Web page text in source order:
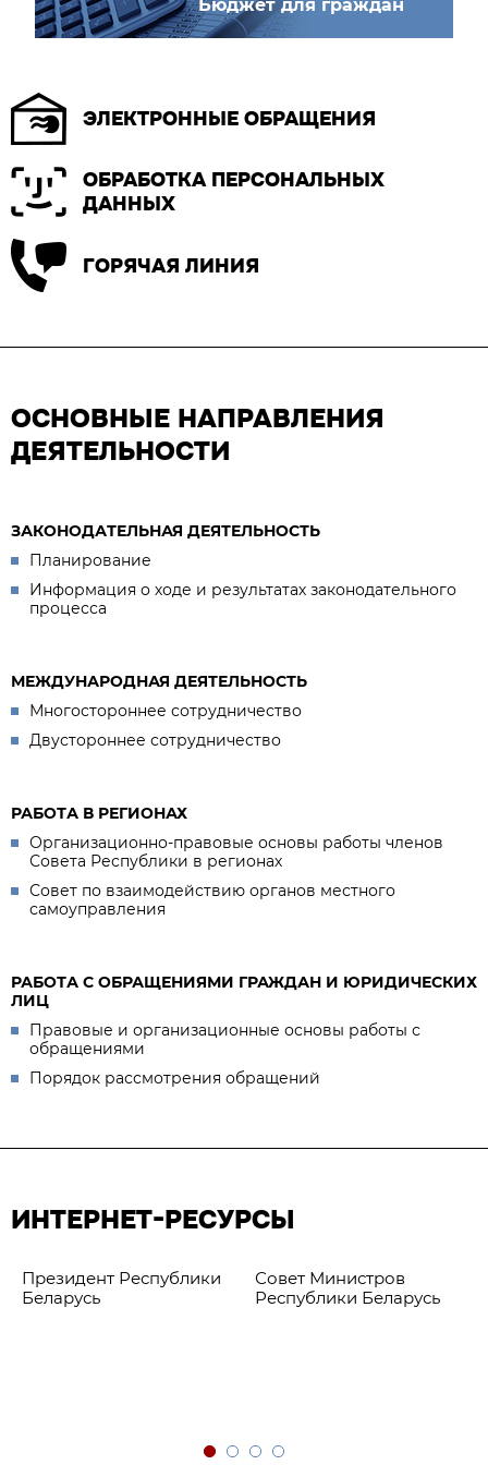
Бюджет для граждан
ЭЛЕКТРОННЫЕ ОБРАЩЕНИЯ
ОБРАБОТКА ПЕРСОНАЛЬНЫХ
ДАННЫХ
ГОРЯЧАЯ ЛИНИЯ
ОСНОВНЫЕ НАПРАВЛЕНИЯ
ДЕЯТЕЛЬНОСТИ
ЗАКОНОДАТЕЛЬНАЯ ДЕЯТЕЛЬНОСТЬ
Планирование
Информация о ходе и результатах законодательного
процесса
МЕЖДУНАРОДНАЯ ДЕЯТЕЛЬНОСТЬ
Многостороннее сотрудничество
Двустороннее сотрудничество
РАБОТА В РЕГИОНАХ
Организационно-правовые основы работы членов
Совета Республики в регионах
Совет по взаимодействию органов местного
самоуправления
РАБОТА С ОБРАЩЕНИЯМИ ГРАЖДАН И ЮРИДИЧЕСКИХ
ЛИЦ
Правовые и организационные основы работы с
обращениями
Порядок рассмотрения обращений
ИНТЕРНЕТ-РЕСУРСЫ
Президент Республики
Беларусь
Совет Министров
Республики Беларусь